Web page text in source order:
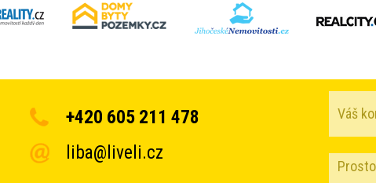
+420 605 211 478
liba@liveli.cz